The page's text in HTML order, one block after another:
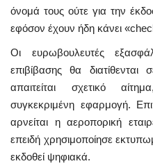
όνομά τους ούτε για την
εφόσον έχουν ήδη κάνει
Οι ευρωβουλευτές
επιβίβασης θα
απαιτείται σχετικό
συγκεκριμένη εφαρμογή.
αρνείται η αεροπορική
επειδή χρησιμοποίησε
εκδοθεί ψηφιακά.